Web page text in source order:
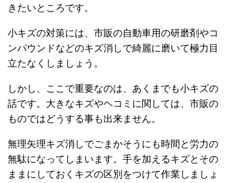
きたいところです。
小キズの対策には、市販の自動車用の研磨剤やコ
ンパウンドなどのキズ消しで綺麗に磨いて極力目
立たなくしましょう。
しかし、ここで重要なのは、あくまでも小キズの
話です。大きなキズやヘコミに関しては、市販の
ものではどうする事も出来ません。
無理矢理キズ消しでごまかそうにも時間と労力の
無駄になってしまいます。手を加えるキズとその
ままにしておくキズの区別をつけて作業しましょ